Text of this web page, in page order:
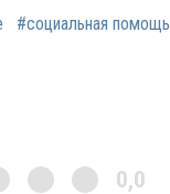
#социальная помощь
0,0